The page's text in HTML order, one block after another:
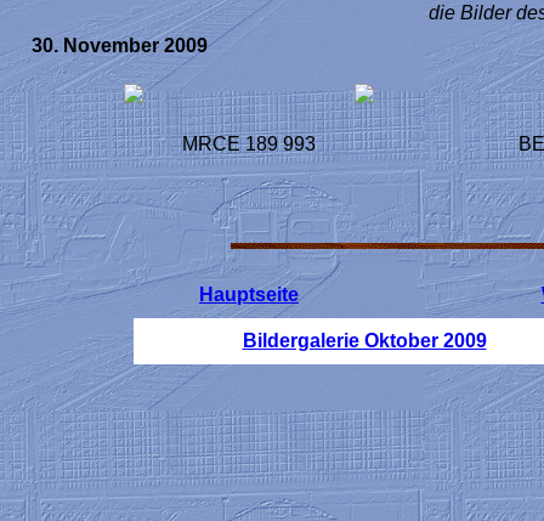
die Bilder
30. November 2009
MRCE 189 993
Hauptseite
Bildergalerie Oktober 2009